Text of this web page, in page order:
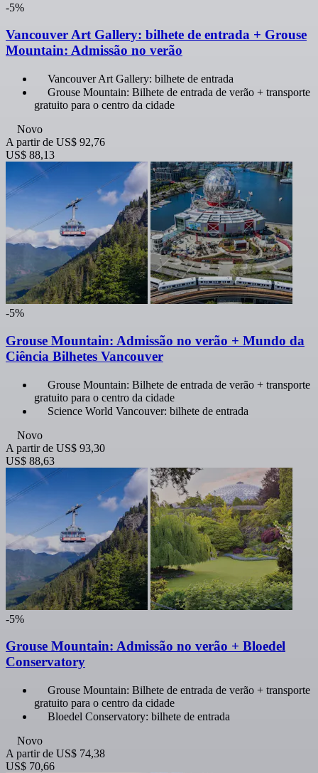
-5%
Vancouver Art Gallery: bilhete de entrada + Grouse
Mountain: Admissão no verão
Vancouver Art Gallery: bilhete de entrada
Grouse Mountain: Bilhete de entrada de verão + transporte
gratuito para o centro da cidade
Novo
A partir de US$ 92,76
US$ 88,13
-5%
Grouse Mountain: Admissão no verão + Mundo da
Ciência Bilhetes Vancouver
Grouse Mountain: Bilhete de entrada de verão + transporte
gratuito para o centro da cidade
Science World Vancouver: bilhete de entrada
Novo
A partir de US$ 93,30
US$ 88,63
-5%
Grouse Mountain: Admissão no verão + Bloedel
Conservatory
Grouse Mountain: Bilhete de entrada de verão + transporte
gratuito para o centro da cidade
Bloedel Conservatory: bilhete de entrada
Novo
A partir de US$ 74,38
US$ 70,66